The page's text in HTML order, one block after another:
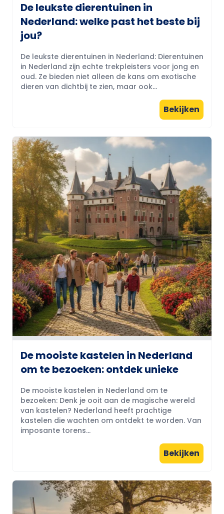
De leukste dierentuinen in
Nederland: welke past het beste bij
jou?
De leukste dierentuinen in Nederland: Dierentuinen
in Nederland zijn echte trekpleisters voor jong en
oud. Ze bieden niet alleen de kans om exotische
dieren van dichtbij te zien, maar ook...
Bekijken
De mooiste kastelen in Nederland
om te bezoeken: ontdek unieke
De mooiste kastelen in Nederland om te
bezoeken: Denk je ooit aan de magische wereld
van kastelen? Nederland heeft prachtige
kastelen die wachten om ontdekt te worden. Van
imposante torens...
Bekijken